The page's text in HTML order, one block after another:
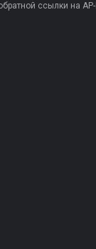
ссылки на